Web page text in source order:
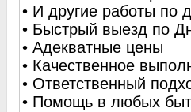
• И другие работы по
• Быстрый выезд по
• Адекватные цены
• Качественное
• Ответственный
• Помощь в любых